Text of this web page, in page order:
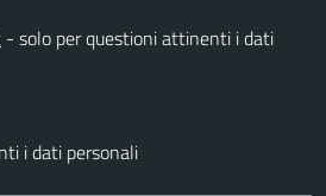
- solo per questioni attinenti i dati
i dati personali